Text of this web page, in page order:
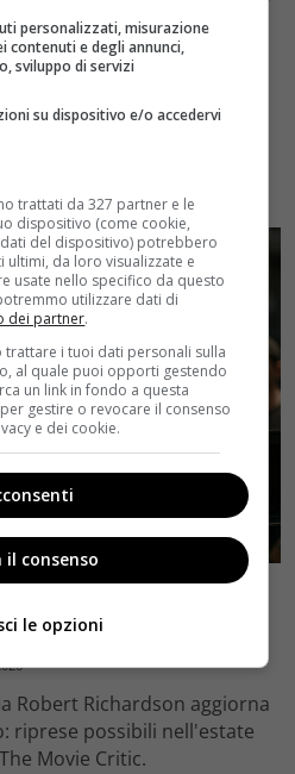
Gerry Scotti e La Ruota
time estivo di Canale 5,
di Enrico Pa
film: Robert Richardson
e l’addio a The Movie Critic
Robert Richardson aggiorna
riprese possibili nell'estate
Movie Critic.
personalizzati, misurazione
contenuti e degli annunci,
sviluppo di servizi
su dispositivo e/o accedervi
trattati da 327 partner e le
dispositivo (come cookie,
del dispositivo) potrebbero
ultimi, da loro visualizzate e
usate nello specifico da questo
utilizzare dati di
dei partner.
i tuoi dati personali sulla
al quale puoi opporti gestendo
un link in fondo a questa
gestire o revocare il consenso
e dei cookie.
il consenso
le opzioni